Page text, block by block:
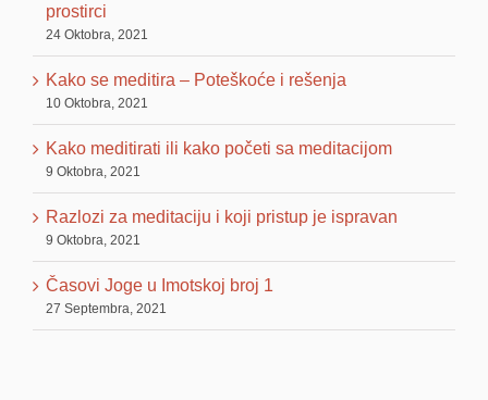
prostirci
24 Oktobra, 2021
Kako se meditira – Poteškoće i rešenja
10 Oktobra, 2021
Kako meditirati ili kako početi sa meditacijom
9 Oktobra, 2021
Razlozi za meditaciju i koji pristup je ispravan
9 Oktobra, 2021
Časovi Joge u Imotskoj broj 1
27 Septembra, 2021